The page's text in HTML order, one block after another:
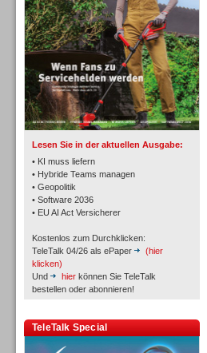
Lesen Sie in der aktuellen Ausgabe:
• KI muss liefern
• Hybride Teams managen
• Geopolitik
• Software 2036
• EU AI Act Versicherer
Kostenlos zum Durchklicken:
TeleTalk 04/26 als ePaper
(hier
klicken)
Und
hier können Sie TeleTalk
bestellen oder abonnieren!
TeleTalk Special
TK- und ACD-Systeme
Workforce-Management